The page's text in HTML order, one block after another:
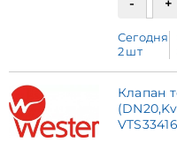
Сегодня
2 шт
Клапан